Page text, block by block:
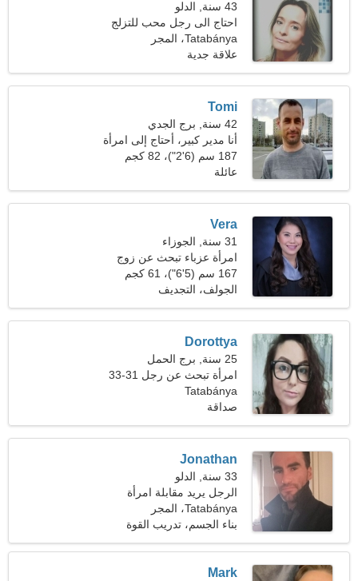
43 سنة, الدلو
احتاج الى رجل محب للتزلج
معا
Tatabánya، المجر
علاقة جدية
Tomi
42 سنة, برج الجدي
أنا مدير كبير، أحتاج إلى امرأة
رائعة
187 سم (6'2")، 82 كجم
(180 رطلا)
عائلة
Vera
31 سنة, الجوزاء
امرأة عزباء تبحث عن زوج
167 سم (5'6")، 61 كجم
(134 رطلا)
الجولف، التجديف
Dorottya
25 سنة, برج الحمل
امرأة تبحث عن رجل 31-33
Tatabánya
صداقة
Jonathan
33 سنة, الدلو
الرجل يريد مقابلة امرأة
Tatabánya، المجر
بناء الجسم، تدريب القوة
Mark